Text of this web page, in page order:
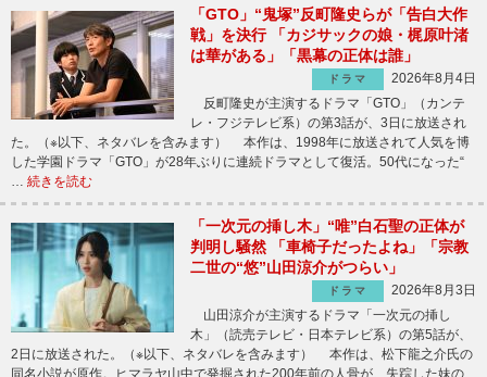
「GTO」“鬼塚”反町隆史らが「告白大作
戦」を決行 「カジサックの娘・梶原叶渚
は華がある」「黒幕の正体は誰」
ドラマ
2026年8月4日
反町隆史が主演するドラマ「GTO」（カンテ
レ・フジテレビ系）の第3話が、3日に放送され
た。（※以下、ネタバレを含みます） 本作は、1998年に放送されて人気を博
した学園ドラマ「GTO」が28年ぶりに連続ドラマとして復活。50代になった“
続きを読む
「一次元の挿し木」“唯”白石聖の正体が
判明し騒然 「車椅子だったよね」「宗教
二世の“悠”山田涼介がつらい」
ドラマ
2026年8月3日
山田涼介が主演するドラマ「一次元の挿し
木」（読売テレビ・日本テレビ系）の第5話が、
2日に放送された。（※以下、ネタバレを含みます） 本作は、松下龍之介氏の
同名小説が原作。ヒマラヤ山中で発掘された200年前の人骨が、失踪した妹の